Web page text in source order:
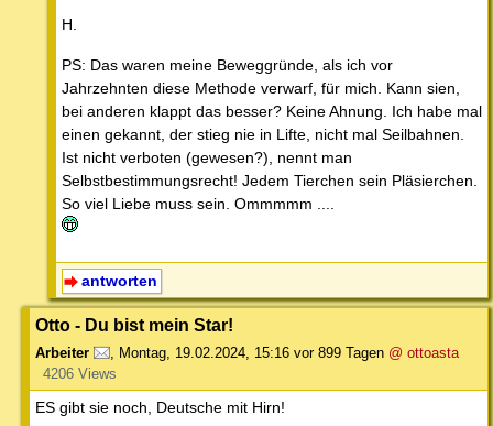
H.
PS: Das waren meine Beweggründe, als ich vor
Jahrzehnten diese Methode verwarf, für mich. Kann sien,
bei anderen klappt das besser? Keine Ahnung. Ich habe mal
einen gekannt, der stieg nie in Lifte, nicht mal Seilbahnen.
Ist nicht verboten (gewesen?), nennt man
Selbstbestimmungsrecht! Jedem Tierchen sein Pläsierchen.
So viel Liebe muss sein. Ommmmm ....
antworten
Otto - Du bist mein Star!
Arbeiter , Montag, 19.02.2024, 15:16 vor 899 Tagen @ ottoasta
4206 Views
ES gibt sie noch, Deutsche mit Hirn!